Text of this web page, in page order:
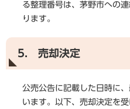
る整理番号は、茅野市への
ります。
5. 売却決定
公売公告に記載した日時に
います。以下、売却決定を